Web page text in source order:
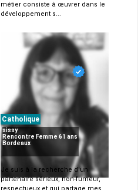
métier consiste à œuvrer dans le
développement s...
Catholique
sissy
Rencontre Femme 61 ans
Bordeaux
Je suis à la recherche d'un
partenaire sérieux, non-fumeur,